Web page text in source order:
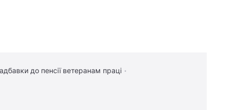
до пенсії ветеранам праці